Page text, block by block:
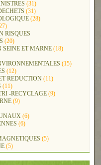
(31)
(31)
(28)
RISQUES
(20)
SEINE ET MARNE (18)
(15)
(12)
REDUCTION (11)
(11)
-RECYCLAGE (9)
(9)
(6)
(6)
(5)
(5)